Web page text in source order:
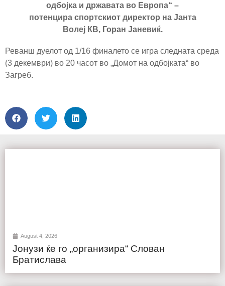
одбојка и државата во Европа“ –
потенцира спортскиот директор на Јанта
Волеј КВ, Горан Јаневиќ.
Реванш дуелот од 1/16 финалето се игра следната среда
(3 декември) во 20 часот во „Домот на одбојката“ во
Загреб.
August 4, 2026
Јонузи ќе го „организира“ Слован
Братислава